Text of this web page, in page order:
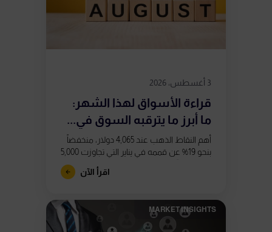
3 أغسطس، 2026
قراءة الأسواق لهذا الشهر:
ما أبرز ما يترقبه السوق في...
أهم النقاط الذهب عند 4,065 دولار، منخفضاً
بنحو 19% عن قممه في يناير التي تجاوزت 5,000
دولار. تشكّل تباعدان صعوديان في مؤشر
اقرأ الآن
MARKET INSIGHTS​